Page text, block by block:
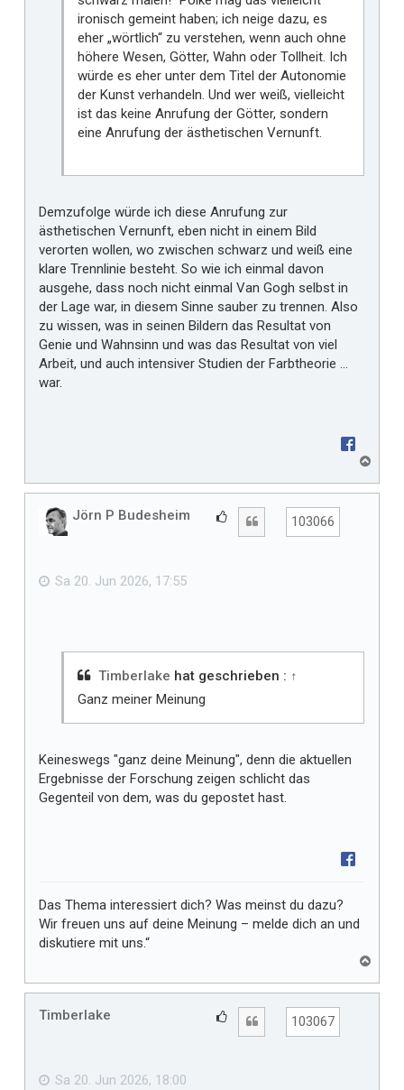
ironisch gemeint haben; ich neige dazu, es
eher „wörtlich“ zu verstehen, wenn auch ohne
höhere Wesen, Götter, Wahn oder Tollheit. Ich
würde es eher unter dem Titel der Autonomie
der Kunst verhandeln. Und wer weiß, vielleicht
ist das keine Anrufung der Götter, sondern
eine Anrufung der ästhetischen Vernunft.
Demzufolge würde ich diese Anrufung zur
ästhetischen Vernunft, eben nicht in einem Bild
verorten wollen, wo zwischen schwarz und weiß eine
klare Trennlinie besteht. So wie ich einmal davon
ausgehe, dass noch nicht einmal Van Gogh selbst in
der Lage war, in diesem Sinne sauber zu trennen. Also
zu wissen, was in seinen Bildern das Resultat von
Genie und Wahnsinn und was das Resultat von viel
Arbeit, und auch intensiver Studien der Farbtheorie ...
war.
c
Jörn P Budesheim
m
i
103066
Sa 20. Jun 2026, 17:55
Timberlake hat geschrieben : ↑
Ganz meiner Meinung
Keineswegs "ganz deine Meinung", denn die aktuellen
Ergebnisse der Forschung zeigen schlicht das
Gegenteil von dem, was du gepostet hast.
Das Thema interessiert dich? Was meinst du dazu?
Wir freuen uns auf deine Meinung – melde dich an und
diskutiere mit uns.“
c
Timberlake 103067
Sa 20. Jun 2026, 18:00